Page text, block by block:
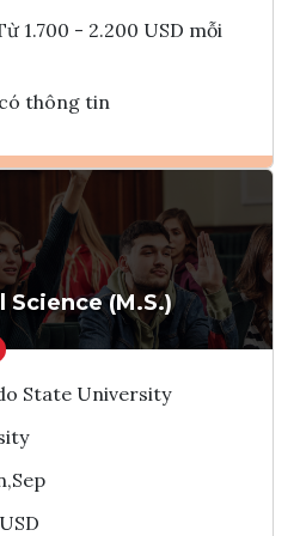
1.700 - 2.200 USD mỗi
thông tin
Ghi danh
Tham vấn Interlink
Science (M.S.)
State University